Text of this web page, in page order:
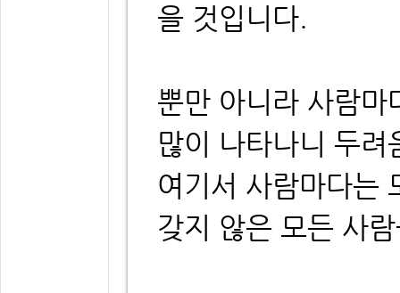
을 것입니다.
뿐만 아니라 사람마
많이 나타나니 두
여기서 사람마다는
갖지 않은 모든 사